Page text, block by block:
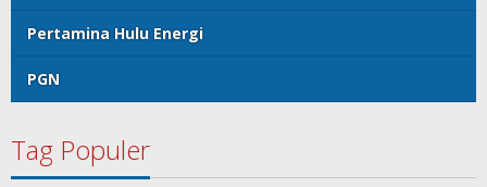
Pertamina Hulu Energi
PGN
Tag Populer